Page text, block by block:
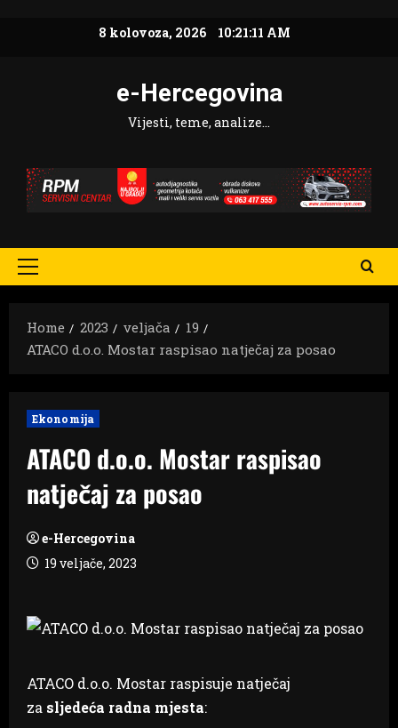
8 kolovoza, 2026 10:21:13 AM
e-Hercegovina
Vijesti, teme, analize…
Primary
Home
2023 veljača
19
ATACO d.o.o. Mostar raspisao natječaj za posao
Ekonomija
ATACO d.o.o. Mostar raspisao
natječaj za posao
e-Hercegovina
19 veljače, 2023
ATACO d.o.o. Mostar raspisuje natječaj
za sljedeća radna mjesta: